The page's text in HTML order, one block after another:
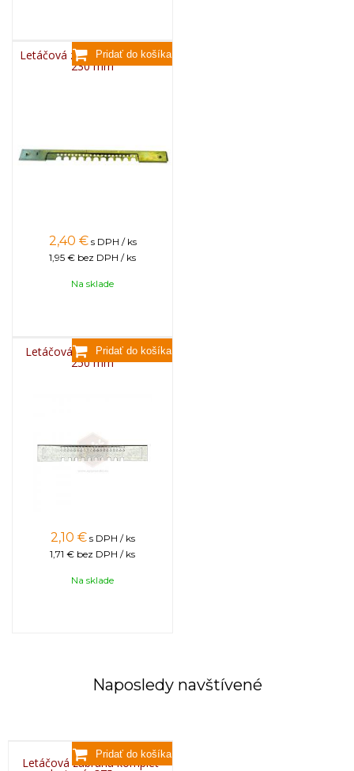
Letáčová zábrana nerezová,
230 mm
2,40 € s DPH / ks
1,95 € bez DPH / ks
Na sklade
Letáčová zábrana kovová,
250 mm
2,10 € s DPH / ks
1,71 € bez DPH / ks
Na sklade
Naposledy navštívené
Letáčová zábrana komplet